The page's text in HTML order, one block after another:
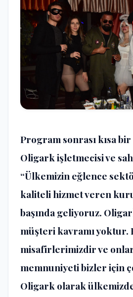
Program sonrası kısa bir
Oligark işletmecisi ve
“Ülkemizin eğlence
kaliteli hizmet veren
başında geliyoruz.
müşteri kavramı yoktur.
misafirlerimizdir ve
memnuniyeti bizler için
Oligark olarak